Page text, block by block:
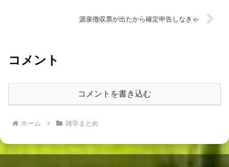
源泉徴収票が出たから確定申告しなきゃ
コメント
コメントを書き込む
ホーム 雑学まとめ